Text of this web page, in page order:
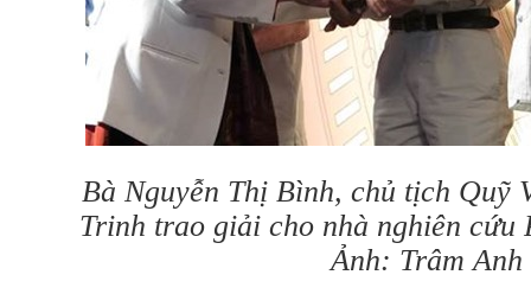
Bà Nguyễn Thị Bình, chủ tịch Quỹ
Trinh trao giải cho nhà nghiên cứu
Ảnh: Trâm Anh